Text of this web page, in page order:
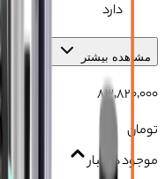
دارد
مشاهده بیشتر
۸۳٬۸۲۰٬۰۰۰
تومان
موجود در انبار